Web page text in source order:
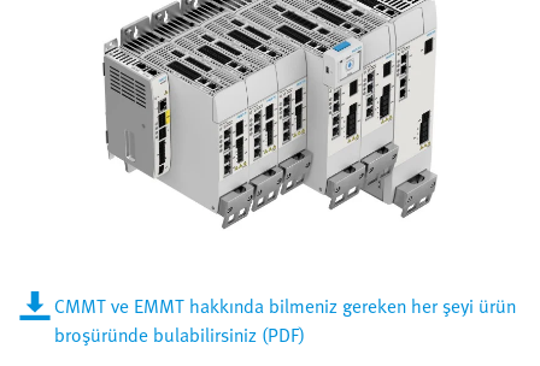
CMMT ve EMMT hakkında bilmeniz gereken her şeyi ürün
broşüründe bulabilirsiniz (PDF)